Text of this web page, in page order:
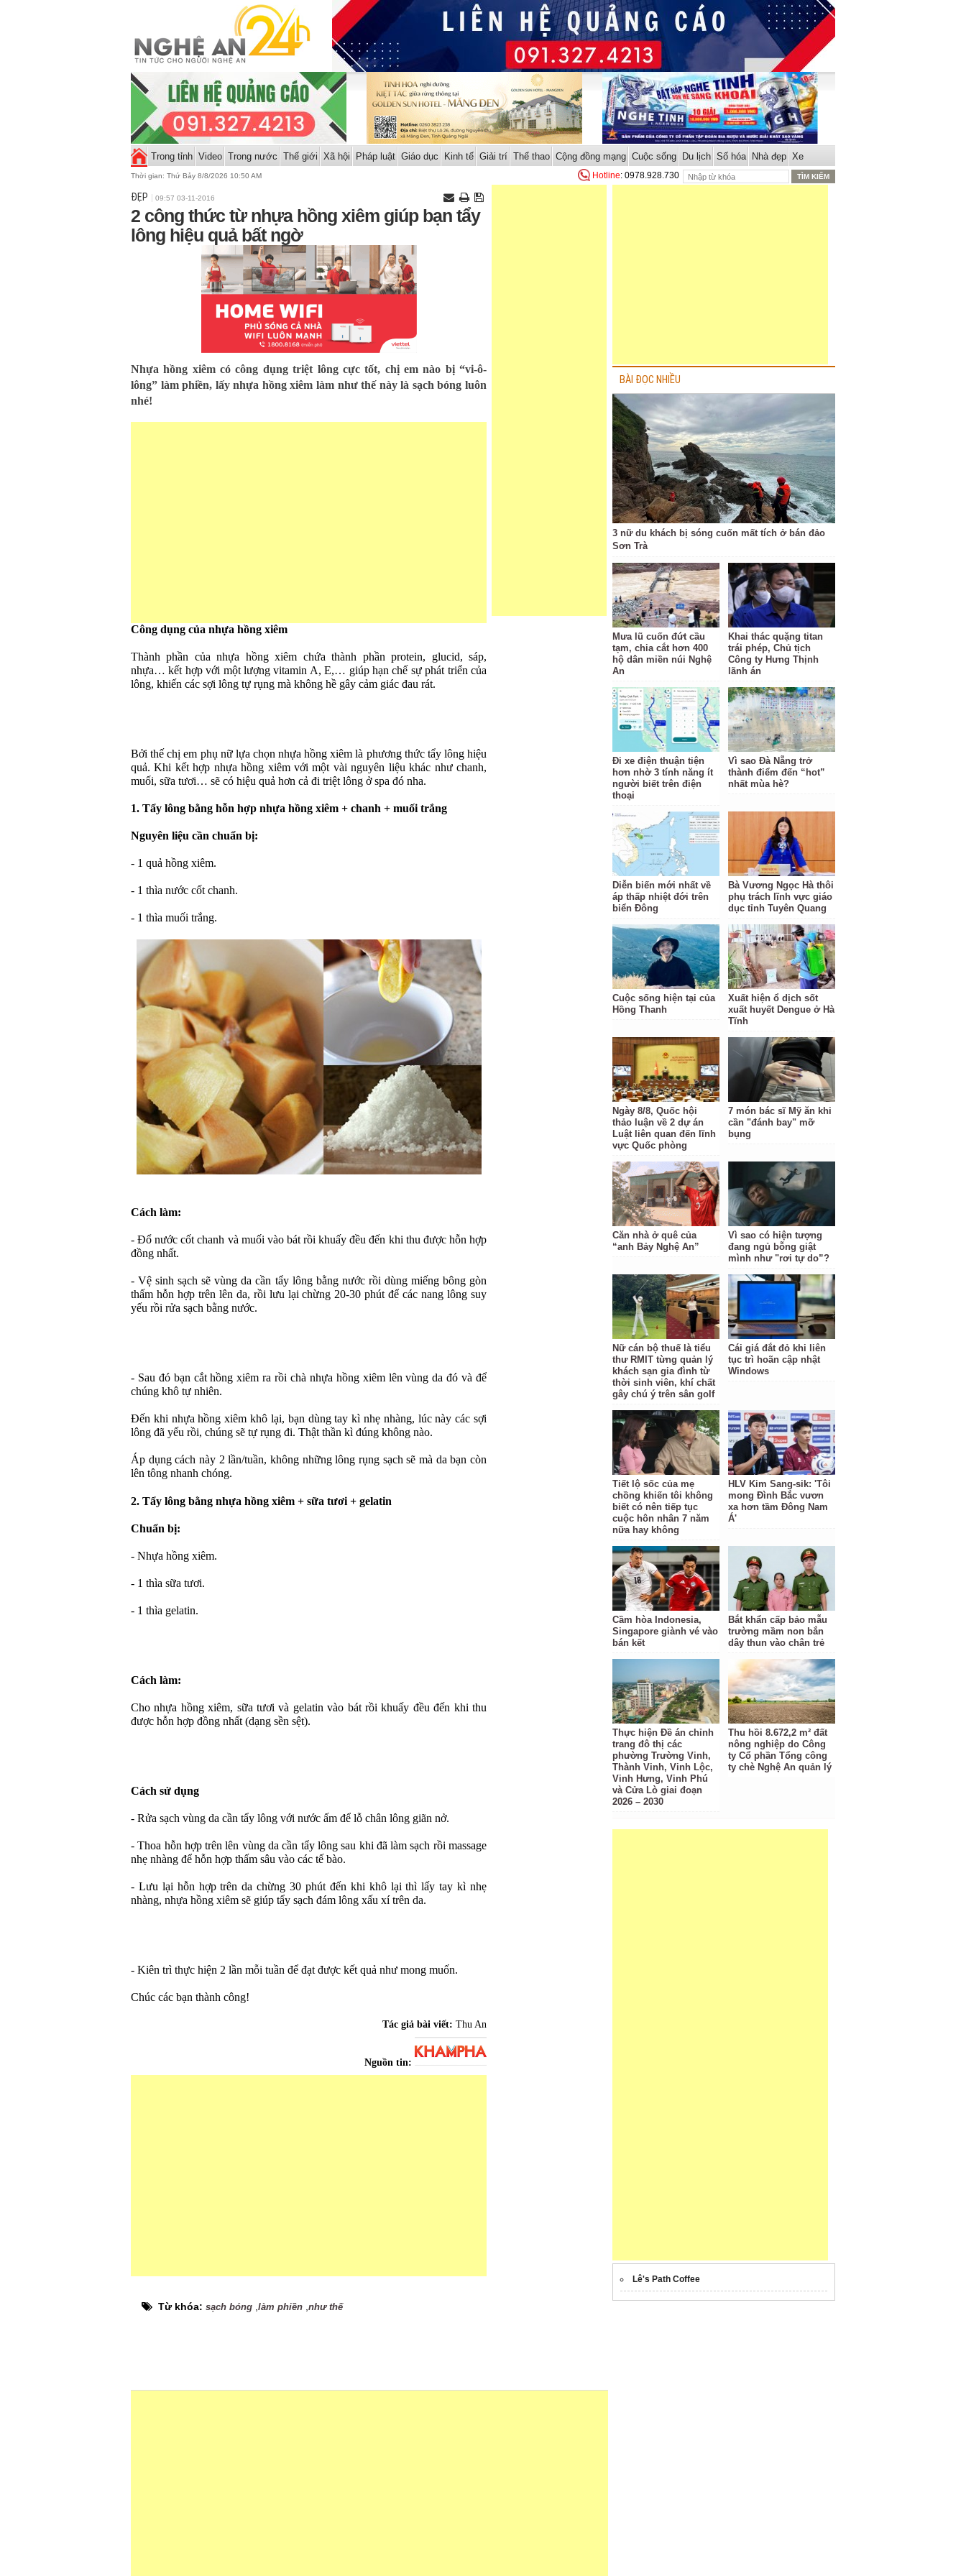
Trong tỉnh Video Trong nước Thế giới Xã hội Pháp luật Giáo dục Kinh tế Giải trí Thể thao Cộng đồng mạng Cuộc sống Du lịch Số hóa Nhà đẹp Xe
Thời gian: Thứ Bảy 8/8/2026 10:50 AM Hotline: 0978.928.730
ĐẸP 09:57 03-11-2016
2 công thức từ nhựa hồng xiêm giúp bạn tẩy
lông hiệu quả bất ngờ
Nhựa hồng xiêm có công dụng triệt lông cực tốt, chị em nào bị “vi-ô-
lông” làm phiền, lấy nhựa hồng xiêm làm như thế này là sạch bóng luôn
nhé!
Công dụng của nhựa hồng xiêm
Thành phần của nhựa hồng xiêm chứa thành phần protein, glucid, sáp,
nhựa… kết hợp với một lượng vitamin A, E,… giúp hạn chế sự phát triển của
lông, khiến các sợi lông tự rụng mà không hề gây cảm giác đau rát.
Bởi thế chị em phụ nữ lựa chọn nhựa hồng xiêm là phương thức tẩy lông hiệu
quả. Khi kết hợp nhựa hồng xiêm với một vài nguyên liệu khác như chanh,
muối, sữa tươi… sẽ có hiệu quả hơn cả đi triệt lông ở spa đó nha.
1. Tẩy lông bằng hỗn hợp nhựa hồng xiêm + chanh + muối trắng
Nguyên liệu cần chuẩn bị:
- 1 quả hồng xiêm.
- 1 thìa nước cốt chanh.
- 1 thìa muối trắng.
Cách làm:
- Đổ nước cốt chanh và muối vào bát rồi khuấy đều đến khi thu được hỗn hợp
đồng nhất.
- Vệ sinh sạch sẽ vùng da cần tẩy lông bằng nước rồi dùng miếng bông gòn
thấm hỗn hợp trên lên da, rồi lưu lại chừng 20-30 phút để các nang lông suy
yếu rồi rửa sạch bằng nước.
- Sau đó bạn cắt hồng xiêm ra rồi chà nhựa hồng xiêm lên vùng da đó và để
chúng khô tự nhiên.
Đến khi nhựa hồng xiêm khô lại, bạn dùng tay kì nhẹ nhàng, lúc này các sợi
lông đã yếu rồi, chúng sẽ tự rụng đi. Thật thần kì đúng không nào.
Áp dụng cách này 2 lần/tuần, không những lông rụng sạch sẽ mà da bạn còn
lên tông nhanh chóng.
2. Tẩy lông bằng nhựa hồng xiêm + sữa tươi + gelatin
Chuẩn bị:
- Nhựa hồng xiêm.
- 1 thìa sữa tươi.
- 1 thìa gelatin.
Cách làm:
Cho nhựa hồng xiêm, sữa tươi và gelatin vào bát rồi khuấy đều đến khi thu
được hỗn hợp đồng nhất (dạng sền sệt).
Cách sử dụng
- Rửa sạch vùng da cần tẩy lông với nước ấm để lỗ chân lông giãn nở.
- Thoa hỗn hợp trên lên vùng da cần tẩy lông sau khi đã làm sạch rồi massage
nhẹ nhàng để hỗn hợp thấm sâu vào các tế bào.
- Lưu lại hỗn hợp trên da chừng 30 phút đến khi khô lại thì lấy tay kì nhẹ
nhàng, nhựa hồng xiêm sẽ giúp tẩy sạch đám lông xấu xí trên da.
- Kiên trì thực hiện 2 lần mỗi tuần để đạt được kết quả như mong muốn.
Chúc các bạn thành công!
Tác giả bài viết: Thu An
Nguồn tin:
Từ khóa: sạch bóng làm phiền như thế
BÀI ĐỌC NHIỀU
3 nữ du khách bị sóng cuốn mất tích ở bán đảo
Sơn Trà
Mưa lũ cuốn đứt cầu
tạm, chia cắt hơn 400
hộ dân miền núi Nghệ
An
Khai thác quặng titan
trái phép, Chủ tịch
Công ty Hưng Thịnh
lãnh án
Đi xe điện thuận tiện
hơn nhờ 3 tính năng ít
người biết trên điện
thoại
Vì sao Đà Nẵng trở
thành điểm đến “hot”
nhất mùa hè?
Diễn biến mới nhất về
áp thấp nhiệt đới trên
biển Đông
Bà Vương Ngọc Hà thôi
phụ trách lĩnh vực giáo
dục tỉnh Tuyên Quang
Cuộc sống hiện tại của
Hồng Thanh
Xuất hiện ổ dịch sốt
xuất huyết Dengue ở Hà
Tĩnh
Ngày 8/8, Quốc hội
thảo luận về 2 dự án
Luật liên quan đến lĩnh
vực Quốc phòng
7 món bác sĩ Mỹ ăn khi
cần "đánh bay" mỡ
bụng
Căn nhà ở quê của
“anh Bảy Nghệ An”
Vì sao có hiện tượng
đang ngủ bỗng giật
mình như "rơi tự do”?
Nữ cán bộ thuế là tiểu
thư RMIT từng quản lý
khách sạn gia đình từ
thời sinh viên, khí chất
gây chú ý trên sân golf
Cái giá đắt đỏ khi liên
tục trì hoãn cập nhật
Windows
Tiết lộ sốc của mẹ
chồng khiến tôi không
biết có nên tiếp tục
cuộc hôn nhân 7 năm
nữa hay không
HLV Kim Sang-sik: 'Tôi
mong Đình Bắc vươn
xa hơn tầm Đông Nam
Á'
Cầm hòa Indonesia,
Singapore giành vé vào
bán kết
Bắt khẩn cấp bảo mẫu
trường mầm non bắn
dây thun vào chân trẻ
Thực hiện Đề án chỉnh
trang đô thị các
phường Trường Vinh,
Thành Vinh, Vinh Lộc,
Vinh Hưng, Vinh Phú
và Cửa Lò giai đoạn
2026 – 2030
Thu hồi 8.672,2 m² đất
nông nghiệp do Công
ty Cổ phần Tổng công
ty chè Nghệ An quản lý
Lê's Path Coffee